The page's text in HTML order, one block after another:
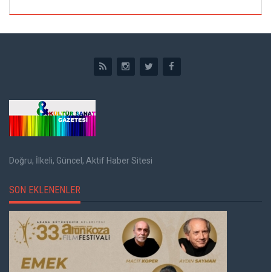
Doğru, İlkeli, Güncel, Aktif Haber Sitesi
SON EKLENENLER